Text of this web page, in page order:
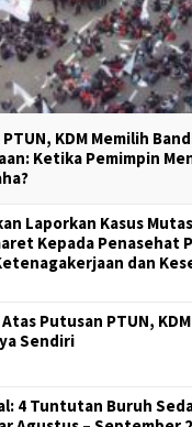
KDM Memilih
Ketika Pemimpin
Laporkan Kasus
Kepada Penasehat
dan
Putusan PTUN,
Sendiri
4 Tuntutan Buruh